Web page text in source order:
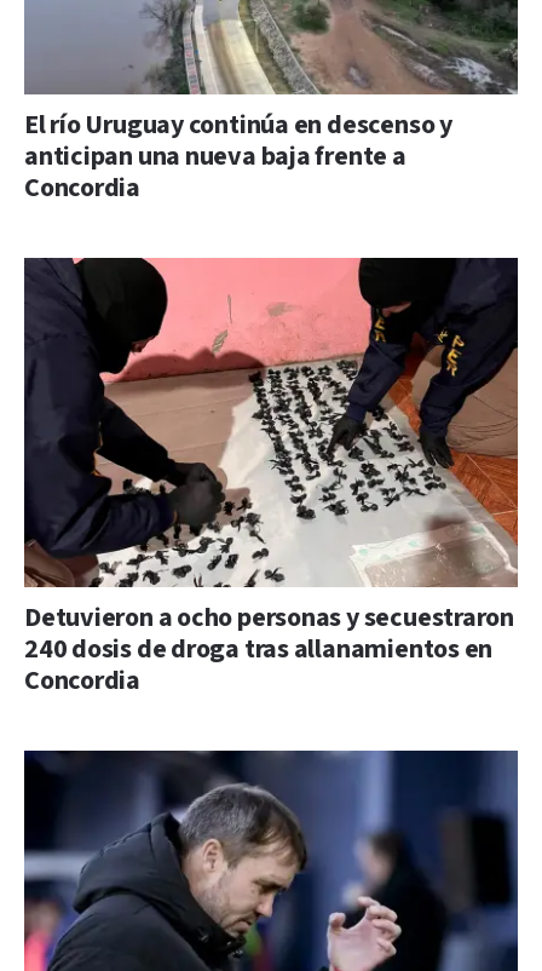
El río Uruguay continúa en descenso y
anticipan una nueva baja frente a
Concordia
Detuvieron a ocho personas y secuestraron
240 dosis de droga tras allanamientos en
Concordia